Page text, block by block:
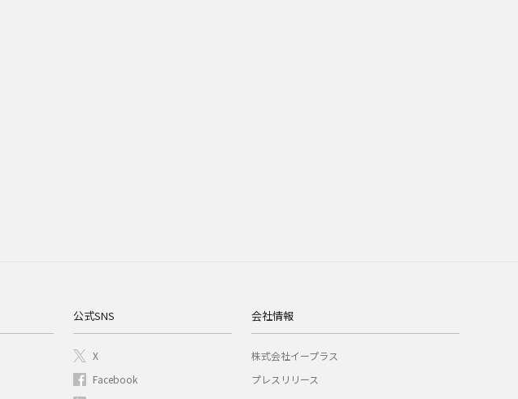
公式SNS
X
Facebook
会社情報
株式会社イープラス
プレスリリース